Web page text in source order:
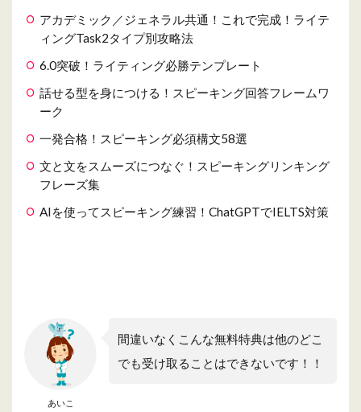
アカデミック／ジェネラル共通！これで完成！ライテ
ィングTask2タイプ別攻略法
6.0突破！ライティング必勝テンプレート
話せる型を身につける！スピーキング回答フレームワ
ーク
一発合格！スピーキング必須構文58選
文と文をスムーズにつなぐ！スピーキングリンキング
フレーズ集
AIを使ってスピーキング練習！ChatGPTでIELTS対策
あいこ
間違いなくこんな無料特典は他のどこ
でも受け取ることはできないです！！